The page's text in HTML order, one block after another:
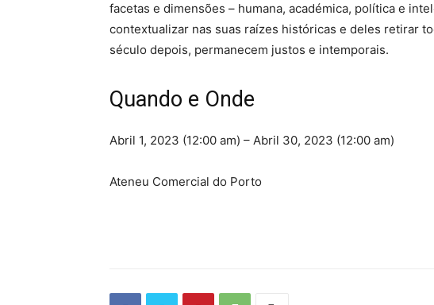
facetas e dimensões – humana, académica, política e
contextualizar nas suas raízes históricas e deles retirar
século depois, permanecem justos e intemporais.
Quando e Onde
Abril 1, 2023 (12:00 am) – Abril 30, 2023 (12:00 am)
Ateneu Comercial do Porto